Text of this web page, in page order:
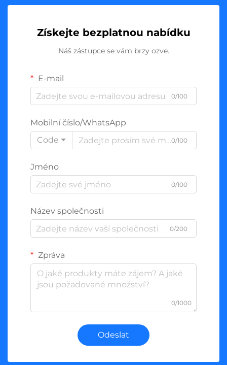
Získejte bezplatnou nabídku
Náš zástupce se vám brzy ozve.
E-mail
0/100
Mobilní číslo/WhatsApp
Code
0/100
Jméno
0/100
Název společnosti
0/200
Zpráva
0/1000
Odeslat